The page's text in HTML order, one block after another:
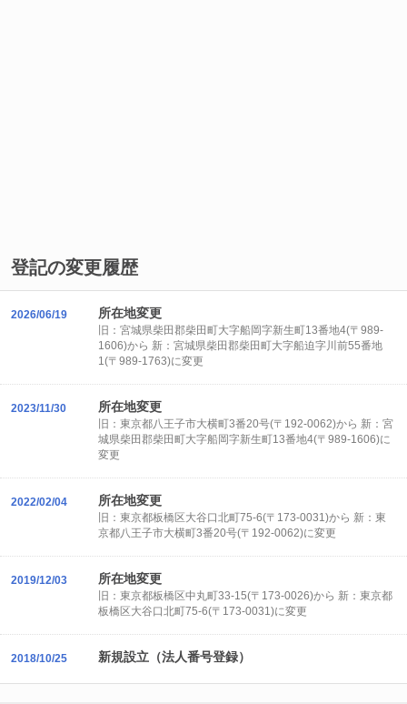
登記の変更履歴
2026/06/19 所在地変更
旧：宮城県柴田郡柴田町大字船岡字新生町13番地4(〒989-
1606)から 新：宮城県柴田郡柴田町大字船迫字川前55番地
1(〒989-1763)に変更
2023/11/30 所在地変更
旧：東京都八王子市大横町3番20号(〒192-0062)から 新：宮
城県柴田郡柴田町大字船岡字新生町13番地4(〒989-1606)に
変更
2022/02/04 所在地変更
旧：東京都板橋区大谷口北町75-6(〒173-0031)から 新：東
京都八王子市大横町3番20号(〒192-0062)に変更
2019/12/03 所在地変更
旧：東京都板橋区中丸町33-15(〒173-0026)から 新：東京都
板橋区大谷口北町75-6(〒173-0031)に変更
2018/10/25 新規設立（法人番号登録）